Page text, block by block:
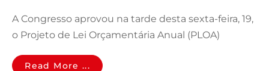
A Congresso aprovou na tarde desta sexta-feira, 19,
o Projeto de Lei Orçamentária Anual (PLOA)
Read More ...